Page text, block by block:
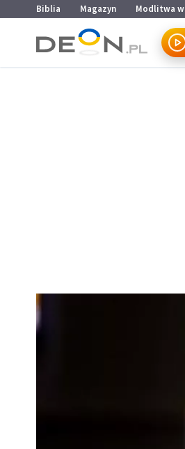
Przejdź do menu głównego
Przejdź do treści
Biblia Magazyn Modlitwa